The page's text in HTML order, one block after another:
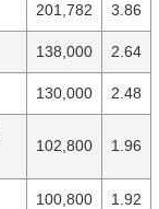
201,782 3.86
138,000 2.64
130,000 2.48
102,800 1.96
100,800 1.92